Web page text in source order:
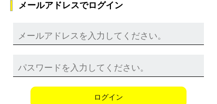
メールアドレスでログイン
ログイン